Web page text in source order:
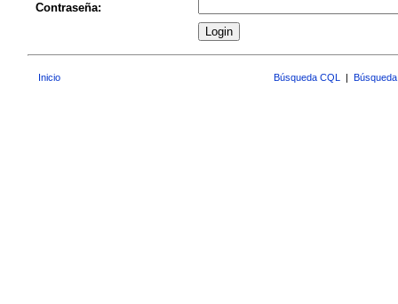
Contraseña:
Inicio Búsqueda CQL |